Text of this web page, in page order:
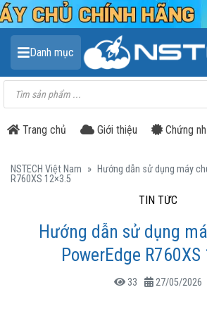
Danh mục
Tìm
kiếm
sản
Trang chủ
Giới thiệu Chứng
NSTECH Việt Nam » Hướng dẫn sử dụng máy
R760XS 12×3.5
TIN TỨC
Hướng dẫn sử dụng
PowerEdge
33 27/05/2026